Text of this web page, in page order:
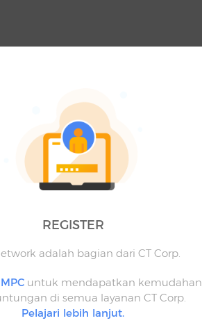
REGISTER
adalah bagian dari CT Corp.
MPCuntuk mendapatkan kemudahan
di semua layanan CT Corp.
Pelajari lebih lanjut.